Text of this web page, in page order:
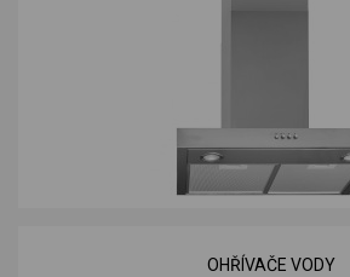
OHŘÍVAČE VODY